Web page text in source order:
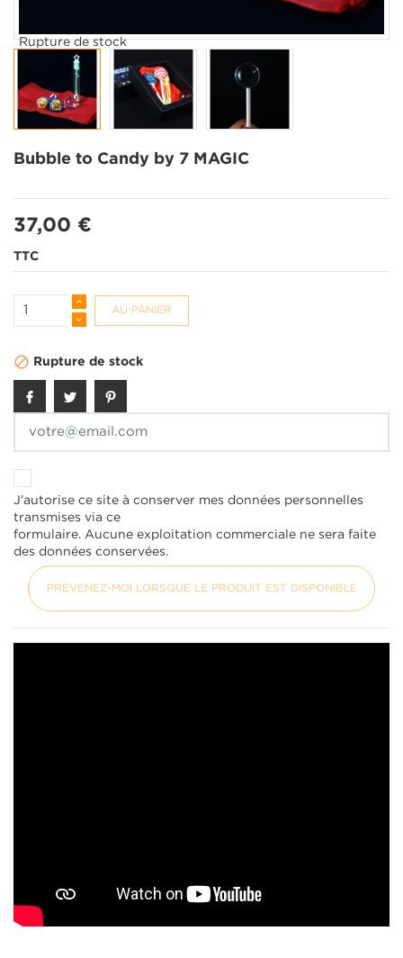
Rupture de stock
Bubble to Candy by 7 MAGIC
37,00 €
TTC
AU PANIER
 Rupture de stock
J'autorise ce site à conserver mes données personnelles
transmises via ce
formulaire. Aucune exploitation commerciale ne sera faite
des données conservées.
PRÉVENEZ-MOI LORSQUE LE PRODUIT EST DISPONIBLE